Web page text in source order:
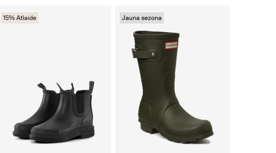
15% Atlaide Jauna sezona